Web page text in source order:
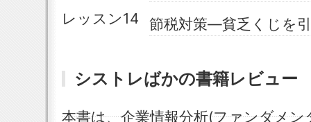
レッスン14
節税対策―貧乏くじを
シストレばかの書籍レビュー
本書は、企業情報分析(ファンダメ